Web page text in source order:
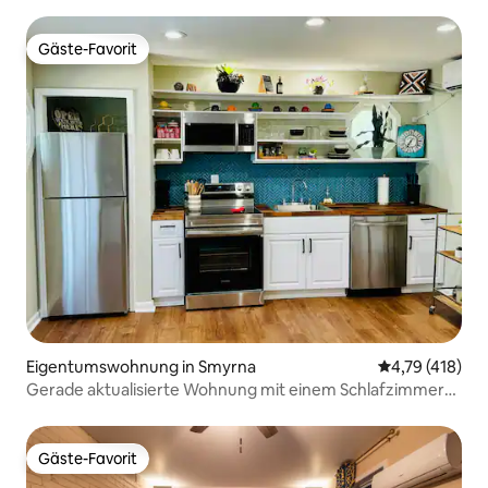
Gäste-Favorit
Gäste-Favorit
Eigentumswohnung in Smyrna
4,79 (418)
Gerade aktualisierte Wohnung mit einem Schlafzimmer
Gäste-Favorit
Gäste-Favorit